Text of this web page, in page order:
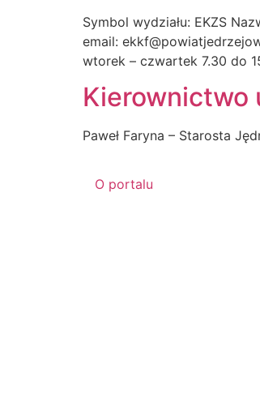
Symbol wydziału: EKZS
email:
wtorek – czwartek 7.30 do
Kierownictwo
Paweł Faryna – Starosta
O portalu